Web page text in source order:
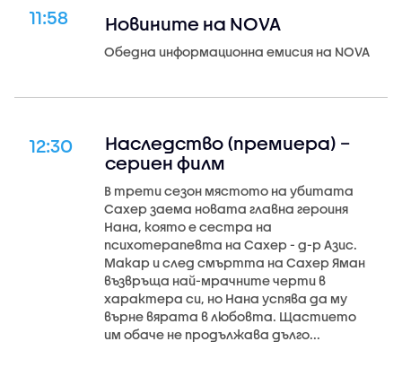
11:58 Новините на NOVA
Обедна информационна емисия на NOVA
12:30
Наследство (премиера) –
сериен филм
В трети сезон мястото на убитата
Сахер заема новата главна героиня
Нана, която е сестра на
психотерапевта на Сахер - д-р Азис.
Макар и след смъртта на Сахер Яман
възвръща най-мрачните черти в
характера си, но Нана успява да му
върне вярата в любовта. Щастието
им обаче не продължава дълго...